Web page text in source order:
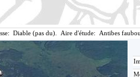
Diable (pas du). Aire d'étude: Antibes